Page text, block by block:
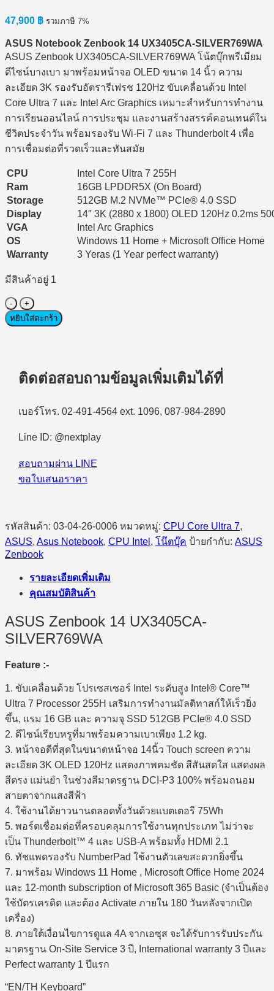
47,900 ฿ รวมภาษี 7%
ASUS Notebook Zenbook 14 UX3405CA-SILVER769WA
ASUS Zenbook UX3405CA-SILVER769WA โน้ตบุ๊กพรีเมียม
ดีไซน์บางเบา มาพร้อมหน้าจอ OLED ขนาด 14 นิ้ว ความ
ละเอียด 3K รองรับอัตรารีเฟรช 120Hz ขับเคลื่อนด้วย Intel
Core Ultra 7 และ Intel Arc Graphics เหมาะสำหรับการทำงาน
การเรียนออนไลน์ การประชุม และงานสร้างสรรค์คอนเทนต์ใน
ชีวิตประจำวัน พร้อมรองรับ Wi-Fi 7 และ Thunderbolt 4 เพื่อ
การเชื่อมต่อที่รวดเร็วและทันสมัย
CPU
Intel Core Ultra 7 255H
Ram
16GB LPDDR5X (On Board)
Storage
512GB M.2 NVMe™ PCIe® 4.0 SSD
Display
14″ 3K (2880 x 1800) OLED 120Hz 0.2ms
VGA
Intel Arc Graphics
OS
Windows 11 Home + Microsoft Office Home
Warranty
3 Yeras (1 Year perfect warranty)
มีสินค้าอยู่ 1
จำนวน
Notebook
UX3405CA-
Core
7
255H/16GB/512GB
3K
OLED/Intel
Arc/Windows
(Foggy
Silver)
ชิ้น
หยิบใส่ตะกร้า
ติดต่อสอบถามข้อมูลเพิ่มเติมได้ที่
เบอร์โทร. 02-491-4564 ext. 1096, 087-984-2890
Line ID: @nextplay
สอบถามผ่าน LINE
ขอใบเสนอราคา
รหัสสินค้า: 03-04-26-0006 หมวดหมู่: CPU Core Ultra 7,
ASUS, Asus Notebook, CPU Intel , โน๊ตบุ๊ค ป้ายกำกับ: ASUS
Zenbook
รายละเอียดเพิ่มเติม
คุณสมบัติสินค้า
ASUS Zenbook 14 UX3405CA-
SILVER769WA
Feature :-
1. ขับเคลื่อนด้วย โปรเซสเซอร์ Intel ระดับสูง Intel® Core™
Ultra 7 Processor 255H เสริมการทำงานมัลติทาสก์ให้เร็วยิ่ง
ขึ้น, แรม 16 GB และ ความจุ SSD 512GB PCIe® 4.0 SSD
2. ดีไซน์เรียบหรูที่มาพร้อมความเบาเพียง 1.2 kg.
3. หน้าจอดีที่สุดในขนาดหน้าจอ 14นิ้ว Touch screen ความ
ละเอียด 3K OLED 120Hz แสดงภาพคมชัด สีสันสดใส แสดงผล
สีตรง แม่นยำ ในช่วงสีมาตรฐาน DCI-P3 100% พร้อมถนอม
สายตาจากแสงสีฟ้า
4. ใช้งานได้ยาวนานตลอดทั้งวันด้วยแบตเตอรี 75Wh
5. พอร์ตเชื่อมต่อที่ครอบคลุมการใช้งานทุกประเภท ไม่ว่าจะ
เป็น Thunderbolt™ 4 และ USB-A พร้อมทั้ง HDMI 2.1
6. ทัชแพดรองรับ NumberPad ใช้งานตัวเลขสะดวกยิ่งขึ้น
7. มาพร้อม Windows 11 Home , Microsoft Office Home 2024
และ 12-month subscription of Microsoft 365 Basic (จำเป็นต้อง
ใช้บัตรเครดิต และต้อง Activate ภายใน 180 วันหลังจากเปิด
เครื่อง)
8. ภายใต้เงื่อนไขการดูแล 4A จากเอซุส จะได้รับการรับประกัน
มาตรฐาน On-Site Service 3 ปี, International warranty 3 ปีและ
Perfect warranty 1 ปีแรก
“EN/TH Keyboard”